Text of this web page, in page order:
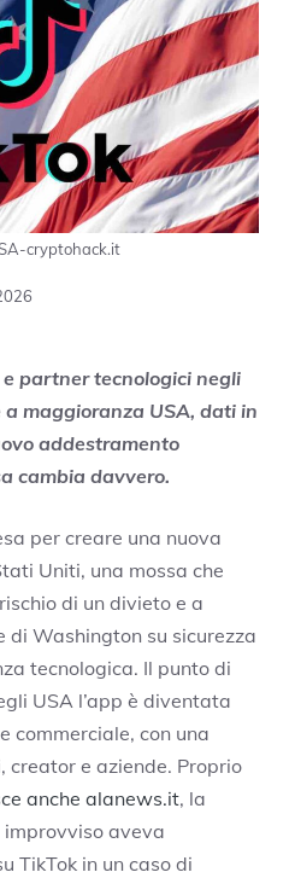
cryptohack.it
partner tecnologici negli
maggioranza USA, dati in
addestramento
cambia davvero.
per creare una nuova
Uniti, una mossa che
di un divieto e a
di Washington su sicurezza
tecnologica. Il punto di
USA l’app è diventata
commerciale, con una
creator e aziende. Proprio
anche alanews.it, la
aveva
TikTok in un caso di